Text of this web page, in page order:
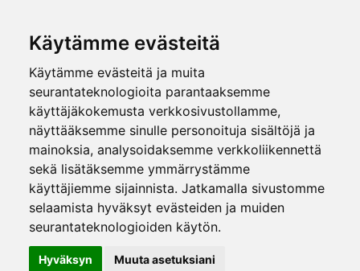
Käytämme evästeitä
Käytämme evästeitä ja muita
seurantateknologioita parantaaksemme
käyttäjäkokemusta verkkosivustollamme,
näyttääksemme sinulle personoituja sisältöjä ja
mainoksia, analysoidaksemme verkkoliikennettä
sekä lisätäksemme ymmärrystämme
käyttäjiemme sijainnista. Jatkamalla sivustomme
selaamista hyväksyt evästeiden ja muiden
seurantateknologioiden käytön.
Hyväksyn Muuta asetuksiani